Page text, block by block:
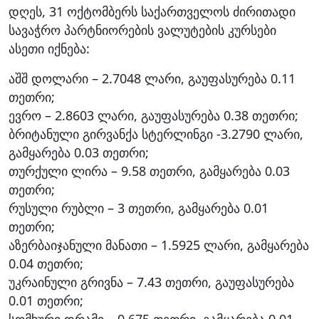
დღეს, 31 ოქტომბერს საქართველოს ძირითადი
სავაჭრო პარტნიორების ვალუტების კურსები
ასეთი იქნება:
აშშ დოლარი – 2.7048 ლარი, გაუფასურება 0.11
თეთრი;
ევრო – 2.8603 ლარი, გაუფასურება 0.38 თეთრი;
ბრიტანული გირვანქა სტერლინგი -3.2790 ლარი,
გამყარება 0.03 თეთრი;
თურქული ლირა – 9.58 თეთრი, გამყარება 0.03
თეთრი;
რუსული რუბლი – 3 თეთრი, გამყარება 0.01
თეთრი;
აზერბაიჯანული მანათი – 1.5925 ლარი, გამყარება
0.04 თეთრი;
უკრაინული გრივნა – 7.43 თეთრი, გაუფასურება
0.01 თეთრი;